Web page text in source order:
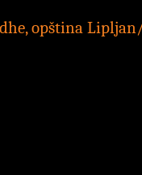
opština